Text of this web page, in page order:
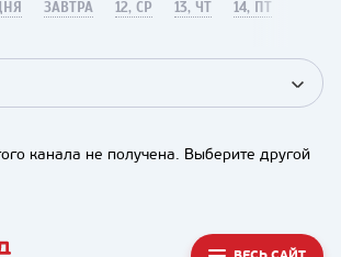
ЗАВТРА 12, СР 13, ЧТ
14, ПТ
канала не получена. Выберите другой